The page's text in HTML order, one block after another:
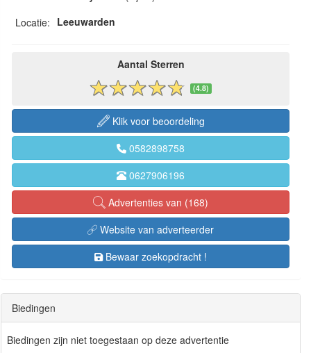
Locatie: Leeuwarden
Aantal Sterren
(4.8)
Klik voor beoordeling
0582898758
0627906196
Advertenties van (168)
Website van adverteerder
Bewaar zoekopdracht !
Biedingen
Biedingen zijn niet toegestaan op deze advertentie